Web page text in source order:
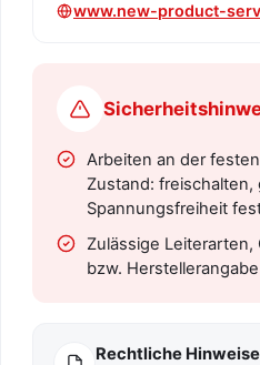
www.new-product-
Arbeiten an der
Zustand:
Spannungsfreiheit
Zulässige
bzw.
Rechtliche Hinweise